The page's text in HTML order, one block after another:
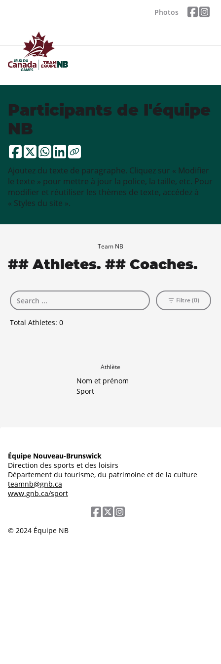
Photos
Participants de l'équipe
NB
Ajoutez du texte de paragraphe. Cliquez sur « Modifier
le texte » pour mettre à jour la police, la taille, etc. Pour
modifier et réutiliser les thèmes de texte, accédez à
« Styles du site ».
Team NB
## Athletes. ## Coaches.
Total Athletes: 0
Filtre (0)
Athlète
Nom et prénom
Sport
Équipe Nouveau-Brunswick
Direction des sports et des loisirs
Département du tourisme, du patrimoine et de la culture
teamnb@gnb.ca
www.gnb.ca/sport
© 2024 Équipe NB